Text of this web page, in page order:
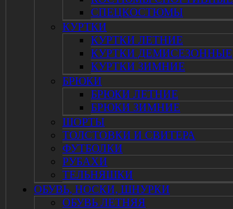
СПЕЦКОСТЮМЫ
КУРТКИ
КУРТКИ ЛЕТНИЕ
КУРТКИ ДЕМИСЕЗОННЫЕ
КУРТКИ ЗИМНИЕ
БРЮКИ
БРЮКИ ЛЕТНИЕ
БРЮКИ ЗИМНИЕ
ШОРТЫ
ТОЛСТОВКИ И СВИТЕРА
ФУТБОЛКИ
РУБАХИ
ТЕЛЬНЯШКИ
ОБУВЬ, НОСКИ, ШНУРКИ
ОБУВЬ ЛЕТНЯЯ